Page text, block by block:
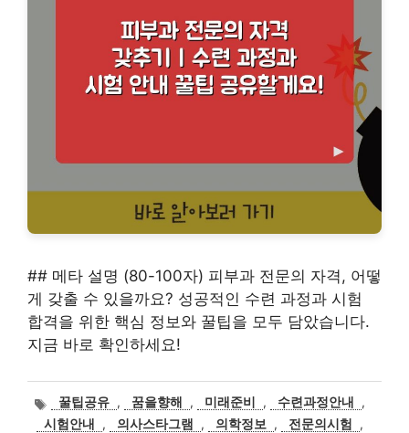
## 메타 설명 (80-100자) 피부과 전문의 자격, 어떻
게 갖출 수 있을까요? 성공적인 수련 과정과 시험
합격을 위한 핵심 정보와 꿀팁을 모두 담았습니다.
지금 바로 확인하세요!
태
그
꿀팁공유 , 꿈을향해 , 미래준비 , 수련과정안내
,
시험안내
, 의사스타그램 , 의학정보 , 전문의시험
,